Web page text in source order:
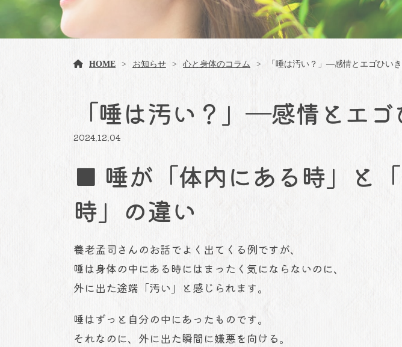
HOME お知らせ 心と身体のコラム 「唾は汚い？」―感情とエゴひい
「唾は汚い？」―感情とエ
2024.12.04
■ 唾が「体内にある時」と
時」の違い
養老孟司さんのお話でよく出てくる例ですが、
唾は身体の中にある時にはまったく気にならないのに、
外に出た途端「汚い」と感じられます。
唾はずっと自分の中にあったものです。
それなのに、外に出た瞬間に嫌悪を向ける。